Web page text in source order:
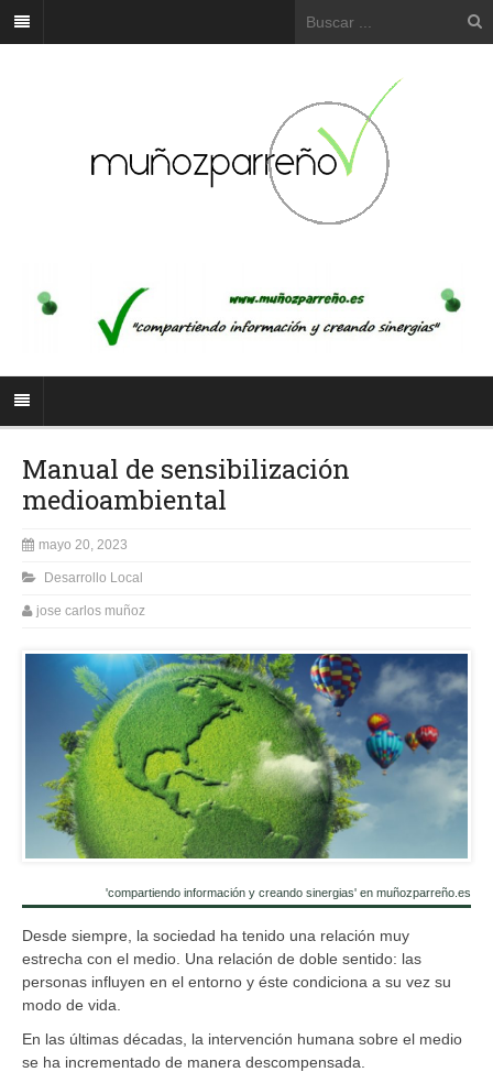
Manual de sensibilización
medioambiental
mayo 20, 2023
Desarrollo Local
jose carlos muñoz
'compartiendo información y creando sinergias' en muñozparreño.es
Desde siempre, la sociedad ha tenido una relación muy
estrecha con el medio. Una relación de doble sentido: las
personas influyen en el entorno y éste condiciona a su vez su
modo de vida.
En las últimas décadas, la intervención humana sobre el medio
se ha incrementado de manera descompensada.